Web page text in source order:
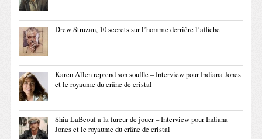
Drew Struzan, 10 secrets sur l’homme derrière l’affiche
Karen Allen reprend son souffle – Interview pour Indiana Jones
et le royaume du crâne de cristal
Shia LaBeouf a la fureur de jouer – Interview pour Indiana
Jones et le royaume du crâne de cristal